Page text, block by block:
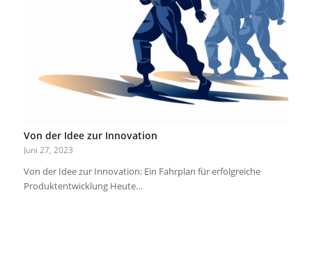
Von der Idee zur Innovation
Juni 27, 2023
Von der Idee zur Innovation: Ein Fahrplan für erfolgreiche
Produktentwicklung Heute…